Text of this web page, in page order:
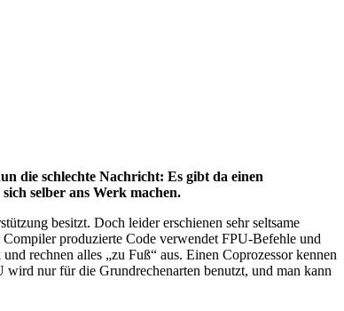
die schlechte Nachricht: Es gibt da einen
selber ans Werk machen.
besitzt. Doch leider erschienen sehr seltsame
produzierte Code verwendet FPU-Befehle und
rechnen alles „zu Fuß“ aus. Einen Coprozessor kennen
nur für die Grundrechenarten benutzt, und man kann